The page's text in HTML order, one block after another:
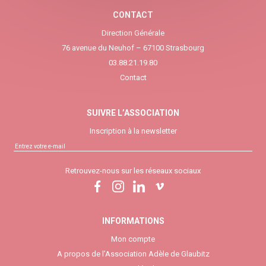
CONTACT
Direction Générale
76 avenue du Neuhof – 67100 Strasbourg
03.88.21.19.80
Contact
SUIVRE L’ASSOCIATION
Inscription à la newsletter
Retrouvez-nous sur les réseaux sociaux
INFORMATIONS
Mon compte
A propos de l’Association Adèle de Glaubitz